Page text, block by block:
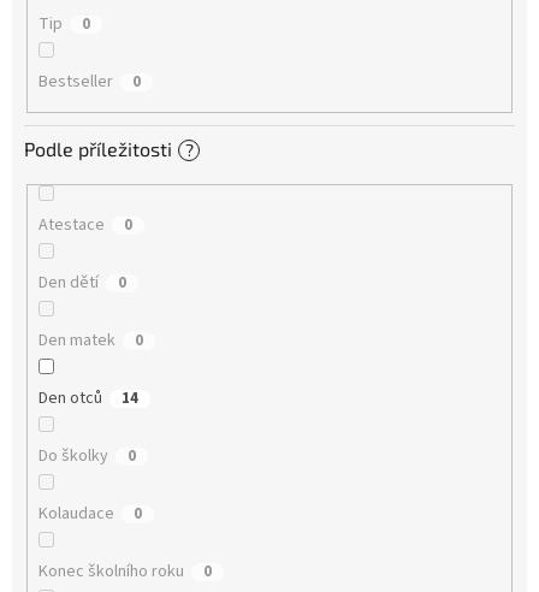
Tip 0
Bestseller 0
Podle příležitosti ?
Atestace 0
Den dětí 0
Den matek 0
Den otců 14
Do školky 0
Kolaudace 0
Konec školního roku 0